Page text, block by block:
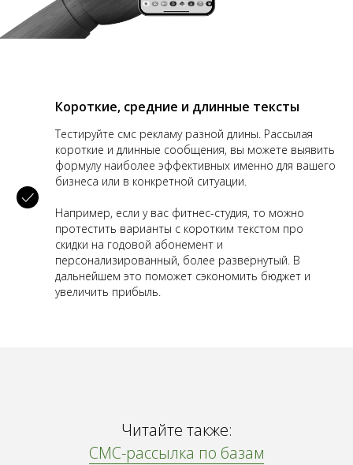
Короткие, средние и длинные тексты
Тестируйте смс рекламу разной длины. Рассылая
короткие и длинные сообщения, вы можете выявить
формулу наиболее эффективных именно для вашего
бизнеса или в конкретной ситуации.
Например, если у вас фитнес-студия, то можно
протестить варианты с коротким текстом про
скидки на годовой абонемент и
персонализированный, более развернутый. В
дальнейшем это поможет сэкономить бюджет и
увеличить прибыль.
Читайте также:
СМС-рассылка по базам